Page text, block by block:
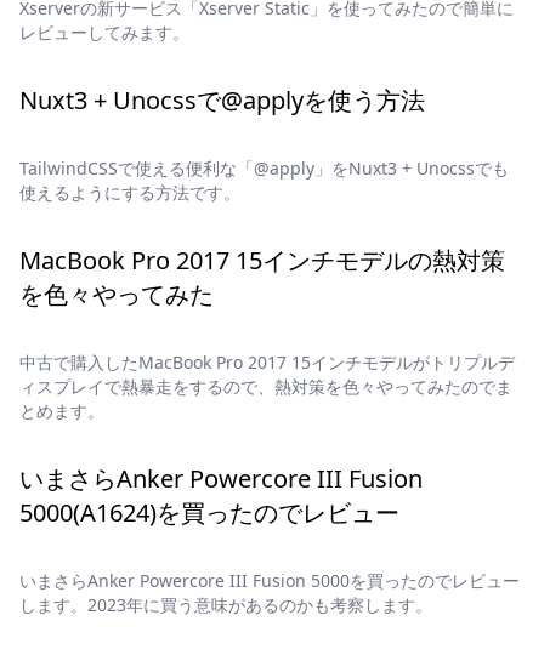
Xserverの新サービス「Xserver Static」を使ってみたので簡単に
レビューしてみます。
Nuxt3 + Unocssで@applyを使う方法
TailwindCSSで使える便利な「@apply」をNuxt3 + Unocssでも
使えるようにする方法です。
MacBook Pro 2017 15インチモデルの熱対策
を色々やってみた
中古で購入したMacBook Pro 2017 15インチモデルがトリプルデ
ィスプレイで熱暴走をするので、熱対策を色々やってみたのでま
とめます。
いまさらAnker Powercore III Fusion
5000(A1624)を買ったのでレビュー
いまさらAnker Powercore III Fusion 5000を買ったのでレビュー
します。2023年に買う意味があるのかも考察します。